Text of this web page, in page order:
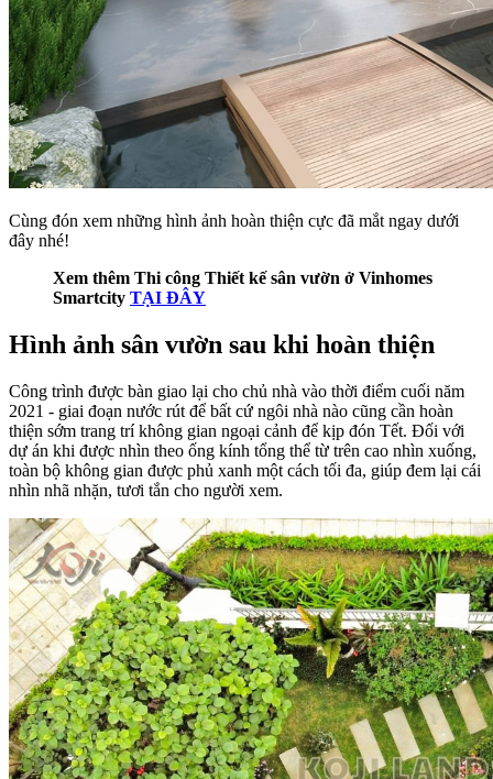
Cùng đón xem những hình ảnh hoàn thiện cực đã mắt ngay dưới
đây nhé!
Xem thêm Thi công Thiết kế sân vườn ở Vinhomes
Smartcity TẠI ĐÂY
Hình ảnh sân vườn sau khi hoàn thiện
Công trình được bàn giao lại cho chủ nhà vào thời điểm cuối năm
2021 - giai đoạn nước rút để bất cứ ngôi nhà nào cũng cần hoàn
thiện sớm trang trí không gian ngoại cảnh để kịp đón Tết. Đối với
dự án khi được nhìn theo ống kính tổng thể từ trên cao nhìn xuống,
toàn bộ không gian được phủ xanh một cách tối đa, giúp đem lại cái
nhìn nhã nhặn, tươi tắn cho người xem.